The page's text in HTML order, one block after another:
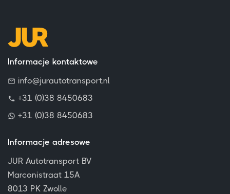
Informacje kontaktowe
info@jurautotransport.nl
+31 (0)38 8450683
+31 (0)38 8450683
Informacje adresowe
JUR Autotransport BV
Marconistraat 15A
8013 PK Zwolle